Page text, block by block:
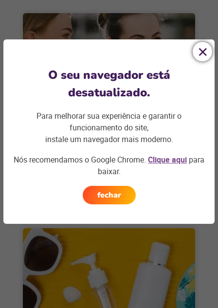
FARMÁCIAS E DROGARIAS
Experiência do cliente nas
Setor está aquecido para esse ano, e as
gestão, atendimento e ótima experiência do
O seu navegador está
desatualizado.
Para melhorar sua experiência e garantir o
funcionamento do site,
instale um navegador mais moderno.
Nós recomendamos o Google Chrome. Clique aqui para
baixar.
fechar